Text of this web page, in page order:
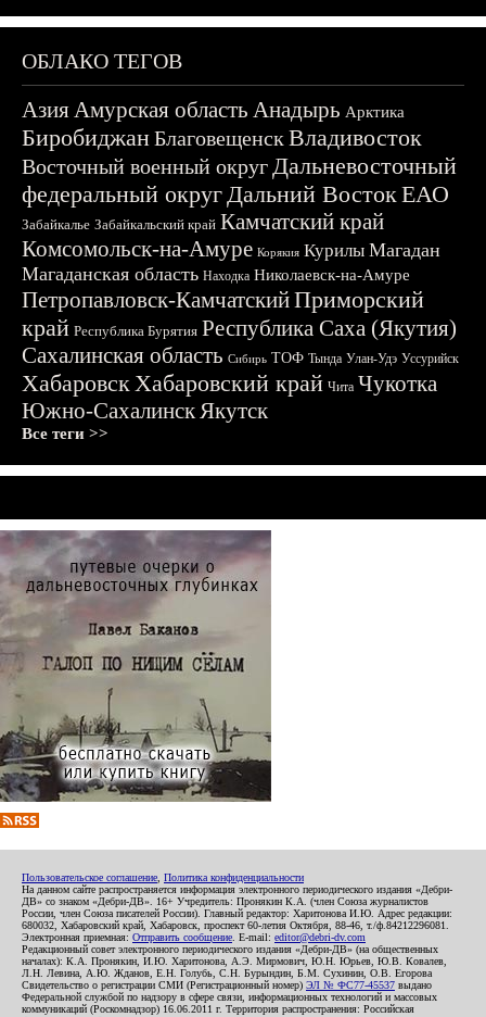
ОБЛАКО ТЕГОВ
АзияАмурская область Анадырь Арктика
БиробиджанБлаговещенскВладивосток
Восточный военный округДальневосточный
федеральный округДальний ВостокЕАО
Забайкалье Забайкальский край Камчатский край
Комсомольск-на-Амуре Корякия Курилы Магадан
Магаданская область Находка Николаевск-на-Амуре
Петропавловск-КамчатскийПриморский
край Республика Бурятия Республика Саха (Якутия)
Сахалинская область Сибирь ТОФ Тында Улан-Удэ Уссурийск
ХабаровскХабаровский край Чита Чукотка
Южно-СахалинскЯкутск
Все теги >>
Пользовательское соглашение Политика конфиденциальности
На данном сайте распространяется информация электронного периодического издания «Дебри-
ДВ» со знаком «Дебри-ДВ». 16+ Учредитель: Пронякин К.А. (член Союза журналистов
России, член Союза писателей России). Главный редактор: Харитонова И.Ю. Адрес редакции:
680032, Хабаровский край, Хабаровск, проспект 60-летия Октября, 88-46, т./ф.84212296081.
Электронная приемная: Отправить сообщение . E-mail: editor@debri-dv.com
Редакционный совет электронного периодического издания «Дебри-ДВ» (на общественных
началах): К.А. Пронякин, И.Ю. Харитонова, А.Э. Мирмович, Ю.Н. Юрьев, Ю.В. Ковалев,
Л.Н. Левина, А.Ю. Жданов, Е.Н. Голубь, С.Н. Бурындин, Б.М. Сухинин, О.В. Егорова
Свидетельство о регистрации СМИ (Регистрационный номер) ЭЛ № ФС77-45537 выдано
Федеральной службой по надзору в сфере связи, информационных технологий и массовых
коммуникаций (Роскомнадзор) 16.06.2011 г. Территория распространения: Российская